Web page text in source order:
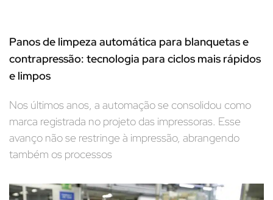
Panos de limpeza automática para blanquetas e
contrapressão: tecnologia para ciclos mais rápidos
e limpos
Nos últimos anos, a automação se consolidou como
marca registrada no projeto das impressoras. Esse
avanço não se restringe à impressão, abrangendo
também os processos